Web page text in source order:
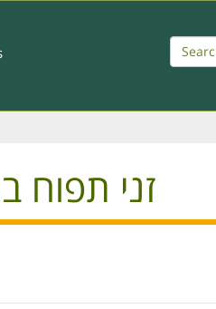
Search
זני תפוח